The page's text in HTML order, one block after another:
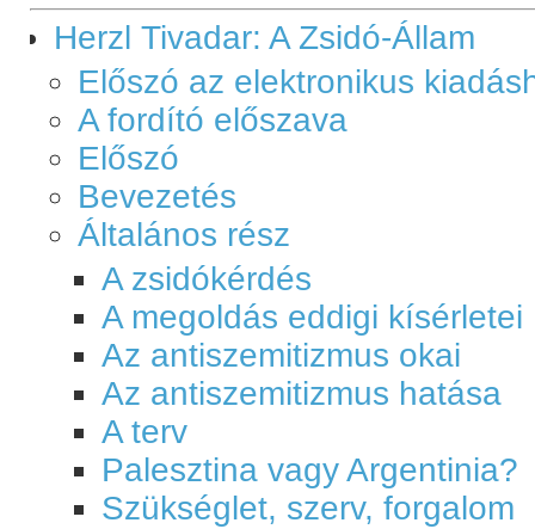
Herzl Tivadar: A Zsidó-Állam
Előszó az elektronikus
A fordító előszava
Előszó
Bevezetés
Általános rész
A zsidókérdés
A megoldás eddigi kísérletei
Az antiszemitizmus okai
Az antiszemitizmus hatása
A terv
Palesztina vagy Argentinia?
Szükséglet, szerv, forgalom